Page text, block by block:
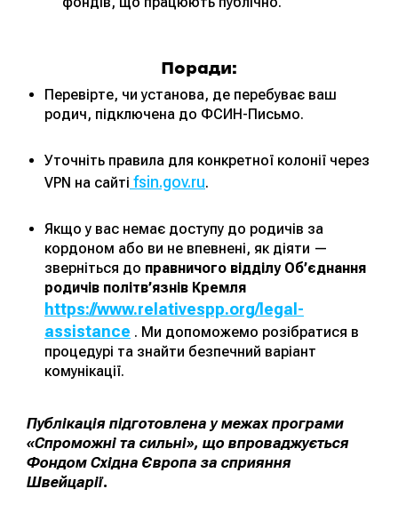
Поради:
Перевірте, чи установа, де перебуває ваш
родич, підключена до ФСИН-Письмо.
Уточніть правила для конкретної колонії через
VPN на сайті fsin.gov.ru.
Якщо у вас немає доступу до родичів за
кордоном або ви не впевнені, як діяти —
зверніться до правничого відділу Об’єднання
родичів політв’язнів Кремля
https://www.relativespp.org/legal-
assistance . Ми допоможемо розібратися в
процедурі та знайти безпечний варіант
комунікації.
Публікація підготовлена у межах програми
«Спроможні та сильні», що впроваджується
Фондом Східна Європа за сприяння
Швейцарії.